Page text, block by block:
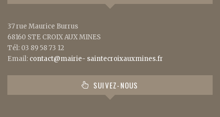
37 rue Maurice Burrus
68160 STE CROIX AUX MINES
Tél: 03 89 58 73 12
Email: contact@mairie- saintecroixauxmines.fr
SUIVEZ-NOUS